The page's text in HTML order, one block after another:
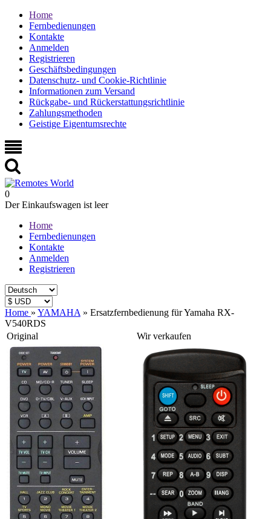
Home
Fernbedienungen
Kontakte
Anmelden
Registrieren
Geschäftsbedingungen
Datenschutz- und Cookie-Richtlinie
Informationen zum Versand
Rückgabe- und Rückerstattungsrichtlinie
Zahlungsmethoden
Geistige Eigentumsrechte
0
Der Einkaufswagen ist leer
Home
Fernbedienungen
Kontakte
Anmelden
Registrieren
Home » YAMAHA » Ersatzfernbedienung für Yamaha RX-
V540RDS
Original
Wir verkaufen